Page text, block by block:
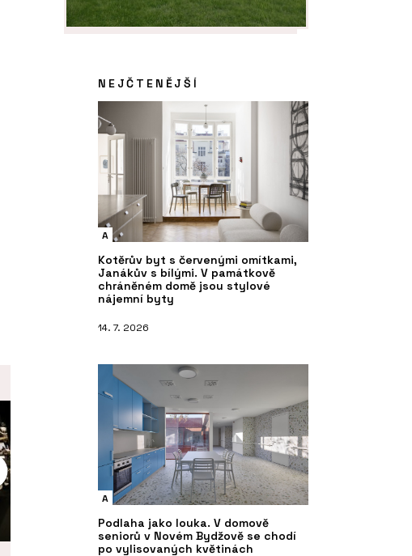
NEJČTENĚJŠÍ
A
Kotěrův byt s červenými omítkami,
Janákův s bílými. V památkově
chráněném domě jsou stylové
nájemní byty
14. 7. 2026
A
Podlaha jako louka. V domově
seniorů v Novém Bydžově se chodí
po vylisovaných květinách